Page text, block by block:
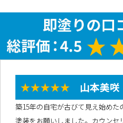
★★★★★ 山本美咲
築15年の自宅が古びて見え始めた
塗装をお願いしました。カウンセ